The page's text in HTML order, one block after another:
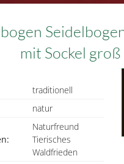
mit Sockel groß
traditionell
natur
Naturfreund
Tierisches
Waldfrieden